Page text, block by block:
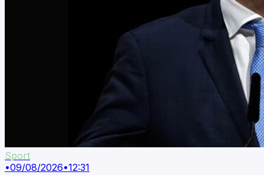
Sport
•09/08/2026•12:31